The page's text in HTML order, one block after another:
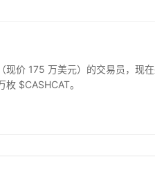
价 175 万美元）的交易员，现
$CASHCAT。